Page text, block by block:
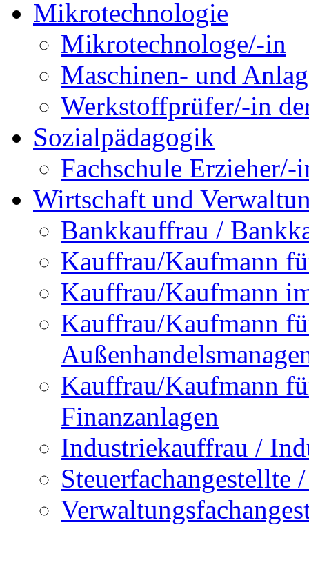
Mikrotechnologie
Mikrotechnologe/-in
Maschinen- und
Werkstoffprüfer/-in
Sozialpädagogik
Fachschule
Wirtschaft und
Bankkauffrau /
Kauffrau/Kaufmann
Kauffrau/Kaufmann
Kauffrau/Kaufmann
Kauffrau/Kaufmann
Finanzanlagen
Industriekauffrau /
Steuerfachangestellte